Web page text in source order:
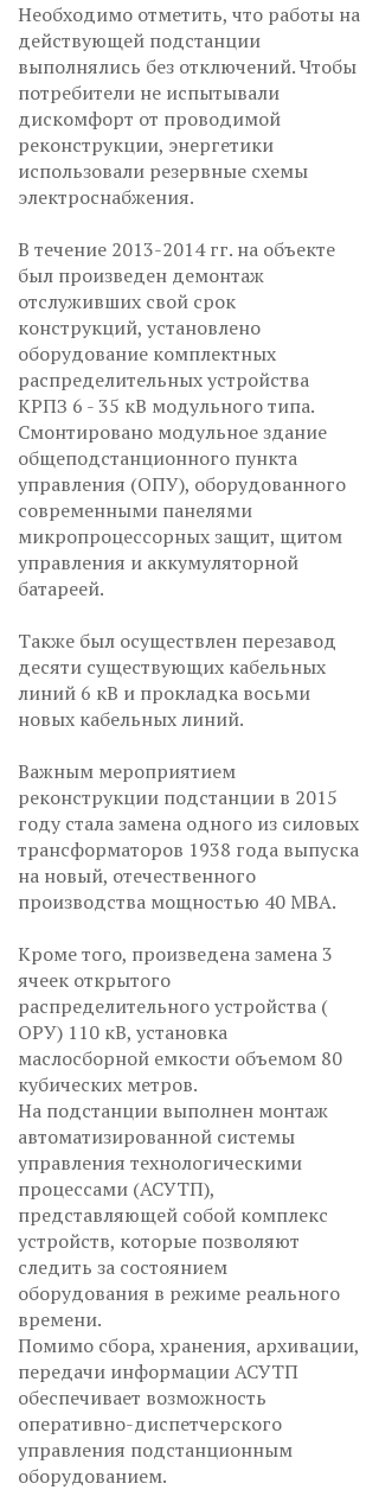
Необходимо отметить, что работы на
действующей подстанции
выполнялись без отключений. Чтобы
потребители не испытывали
дискомфорт от проводимой
реконструкции, энергетики
использовали резервные схемы
электроснабжения.
В течение 2013-2014 гг. на объекте
был произведен демонтаж
отслуживших свой срок
конструкций, установлено
оборудование комплектных
распределительных устройства
КРПЗ 6 - 35 кВ модульного типа.
Смонтировано модульное здание
общеподстанционного пункта
управления (ОПУ), оборудованного
современными панелями
микропроцессорных защит, щитом
управления и аккумуляторной
батареей.
Также был осуществлен перезавод
десяти существующих кабельных
линий 6 кВ и прокладка восьми
новых кабельных линий.
Важным мероприятием
реконструкции подстанции в 2015
году стала замена одного из силовых
трансформаторов 1938 года выпуска
на новый, отечественного
производства мощностью 40 МВА.
Кроме того, произведена замена 3
ячеек открытого
распределительного устройства (
ОРУ) 110 кВ, установка
маслосборной емкости объемом 80
кубических метров.
На подстанции выполнен монтаж
автоматизированной системы
управления технологическими
процессами (АСУТП),
представляющей собой комплекс
устройств, которые позволяют
следить за состоянием
оборудования в режиме реального
времени.
Помимо сбора, хранения, архивации,
передачи информации АСУТП
обеспечивает возможность
оперативно-диспетчерского
управления подстанционным
оборудованием.